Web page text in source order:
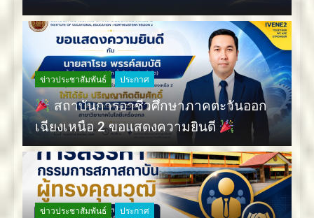
แสดงความยินดี
ข่าวประชาสัมพันธ์ ประกาศ
สถาบันการอาชีวศึกษาภาคตะวันออก
เฉียงเหนือ 2 ขอแสดงความยินดี
ข่าวประชาสัมพันธ์ ประกาศ